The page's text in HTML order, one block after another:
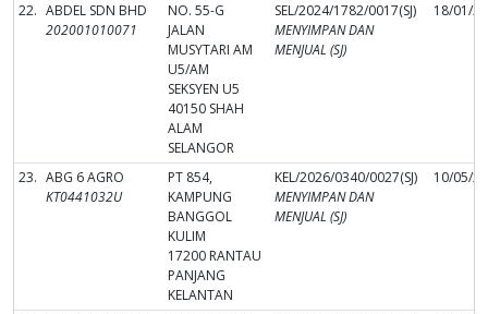
22. ABDEL SDN BHD
202001010071
NO. 55-G
JALAN
MUSYTARI AM
U5/AM
SEKSYEN U5
40150 SHAH
ALAM
SELANGOR
SEL/2024/1782/0017(SJ)
MENYIMPAN DAN
MENJUAL (SJ)
18/01/
23. ABG 6 AGRO
KT0441032U
PT 854,
KAMPUNG
BANGGOL
KULIM
17200 RANTAU
PANJANG
KELANTAN
KEL/2026/0340/0027(SJ)
MENYIMPAN DAN
MENJUAL (SJ)
10/05/